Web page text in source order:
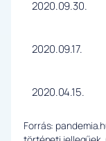
2020.09.30.
2020.09.17.
2020.04.15.
Forrás: